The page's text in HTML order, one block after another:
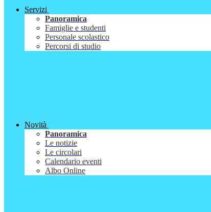
Servizi
Panoramica
Famiglie e studenti
Personale scolastico
Percorsi di studio
Novità
Panoramica
Le notizie
Le circolari
Calendario eventi
Albo Online